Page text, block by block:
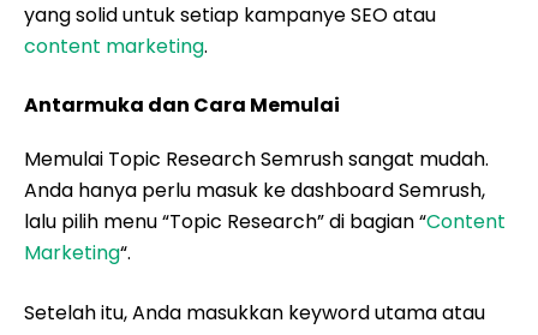
yang solid untuk setiap kampanye SEO atau
content marketing.
Antarmuka dan Cara Memulai
Memulai Topic Research Semrush sangat mudah.
Anda hanya perlu masuk ke dashboard Semrush,
lalu pilih menu “Topic Research” di bagian “Content
Marketing“.
Setelah itu, Anda masukkan keyword utama atau